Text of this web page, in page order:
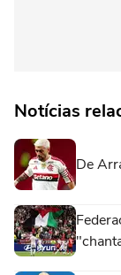
Notícias
De